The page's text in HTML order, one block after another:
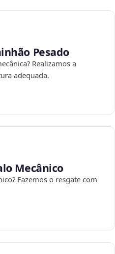
Pesado
Realizamos a
adequada.
Mecânico
Fazemos o resgate com